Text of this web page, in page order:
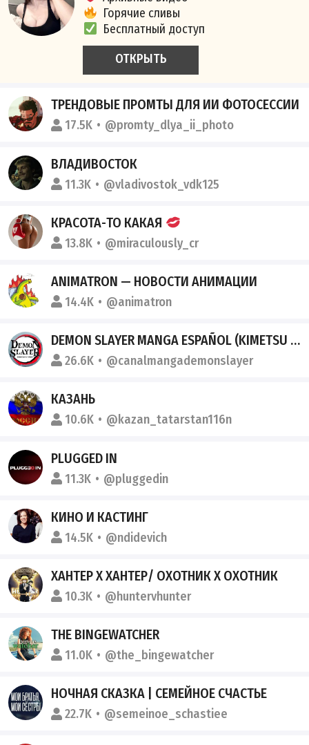
Горячие сливы
Бесплатный доступ
ОТКРЫТЬ
ТРЕНДОВЫЕ ПРОМТЫ ДЛЯ ИИ ФОТОСЕССИИ
17.5K @promty_dlya_ii_photo
ВЛАДИВОСТОК
11.3K @vladivostok_vdk125
КРАСОТА-ТО КАКАЯ
13.8K @miraculously_cr
ANIMATRON — НОВОСТИ АНИМАЦИИ
14.4K @animatron
DEMON SLAYER MANGA ESPAÑOL (KIMETSU NO YAIBA MANGA)
26.6K @canalmangademonslayer
КАЗАНЬ
10.6K @kazan_tatarstan116n
PLUGGED IN
11.3K @pluggedin
КИНО И КАСТИНГ
14.5K @ndidevich
ХАНТЕР Х ХАНТЕР/ ОХОТНИК Х ОХОТНИК
10.3K @huntervhunter
THE BINGEWATCHER
11.0K @the_bingewatcher
НОЧНАЯ СКАЗКА | СЕМЕЙНОЕ СЧАСТЬЕ
22.7K @semeinoe_schastiee